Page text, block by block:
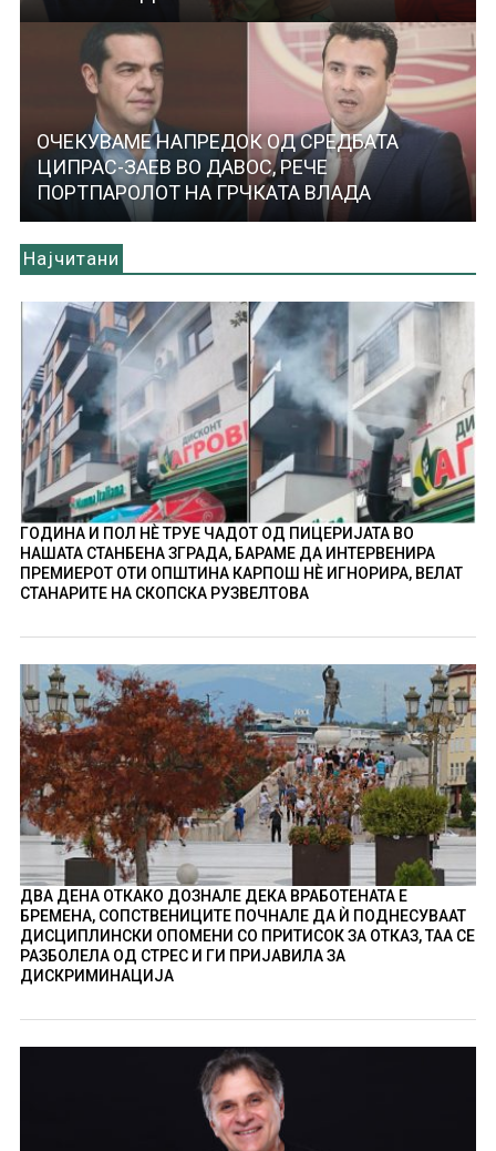
ОЧЕКУВАМЕ НАПРЕДОК ОД СРЕДБАТА
ЦИПРАС-ЗАЕВ ВО ДАВОС, РЕЧЕ
ПОРТПАРОЛОТ НА ГРЧКАТА ВЛАДА
Најчитани
ГОДИНА И ПОЛ НÈ ТРУЕ ЧАДОТ ОД ПИЦЕРИЈАТА ВО
НАШАТА СТАНБЕНА ЗГРАДА, БАРАМЕ ДА ИНТЕРВЕНИРА
ПРЕМИЕРОТ ОТИ ОПШТИНА КАРПОШ НÈ ИГНОРИРА, ВЕЛАТ
СТАНАРИТЕ НА СКОПСКА РУЗВЕЛТОВА
ДВА ДЕНА ОТКАКО ДОЗНАЛЕ ДЕКА ВРАБОТЕНАТА Е
БРЕМЕНА, СОПСТВЕНИЦИТЕ ПОЧНАЛЕ ДА Ѝ ПОДНЕСУВААТ
ДИСЦИПЛИНСКИ ОПОМЕНИ СО ПРИТИСОК ЗА ОТКАЗ, ТАА СЕ
РАЗБОЛЕЛА ОД СТРЕС И ГИ ПРИЈАВИЛА ЗА
ДИСКРИМИНАЦИЈА